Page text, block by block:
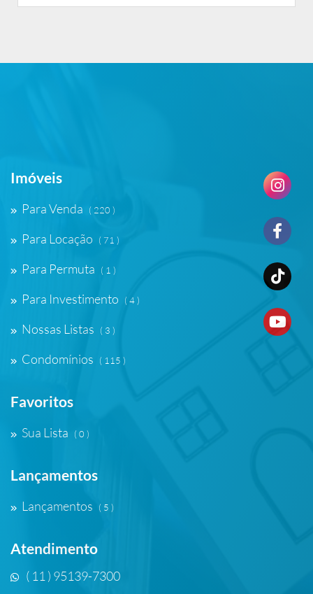
Imóveis
Para Venda ( 220 )
Para Locação ( 71 )
Para Permuta ( 1 )
Para Investimento ( 4 )
Nossas Listas ( 3 )
Condomínios ( 115 )
Favoritos
Sua Lista ( 0 )
Lançamentos
Lançamentos ( 5 )
Atendimento
( 11 ) 95139-7300